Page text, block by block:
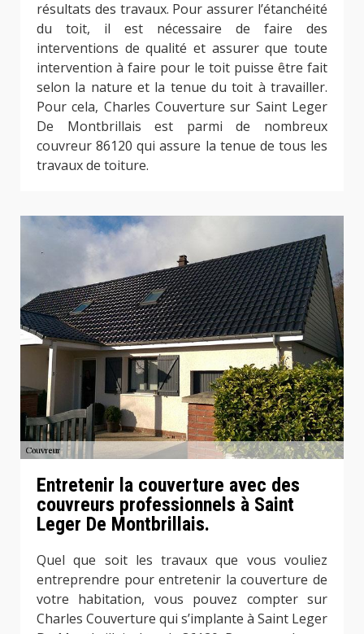
résultats des travaux. Pour assurer l’étanchéité
du toit, il est nécessaire de faire des
interventions de qualité et assurer que toute
intervention à faire pour le toit puisse être fait
selon la nature et la tenue du toit à travailler.
Pour cela, Charles Couverture sur Saint Leger
De Montbrillais est parmi de nombreux
couvreur 86120 qui assure la tenue de tous les
travaux de toiture.
Entretenir la couverture avec des
couvreurs professionnels à Saint
Leger De Montbrillais.
Quel que soit les travaux que vous vouliez
entreprendre pour entretenir la couverture de
votre habitation, vous pouvez compter sur
Charles Couverture qui s’implante à Saint Leger